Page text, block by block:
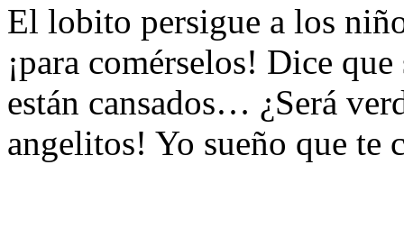
El lobito persigue a los
¡para comérselos! Dice
están cansados… ¿Será
angelitos! Yo sueño que